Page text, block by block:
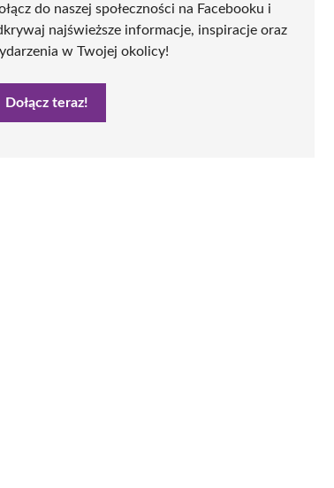
do naszej społeczności na Facebooku i
najświeższe informacje, inspiracje oraz
w Twojej okolicy!
Dołącz teraz!